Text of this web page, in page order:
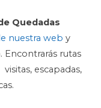
Quedadas
nuestra web y
Encontrarás rutas
escapadas,